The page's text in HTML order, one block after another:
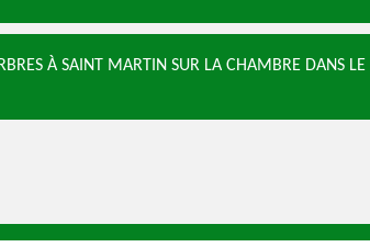
À SAINT MARTIN SUR LA CHAMBRE DANS LE